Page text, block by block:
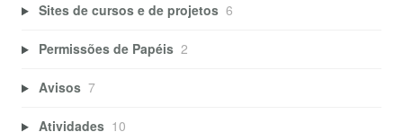
Sites de cursos e de projetos 6
Permissões de Papéis 2
Avisos 7
Atividades 10